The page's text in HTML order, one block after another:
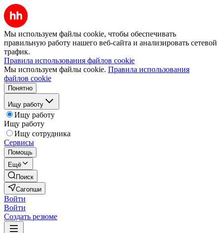
Мы используем файлы cookie, чтобы обеспечивать
правильную работу нашего веб-сайта и анализировать сетевой
трафик.
Правила использования файлов cookie
Мы используем файлы cookie. Правила использования
файлов cookie
Понятно
Ищу работу
Ищу работу
Ищу работу
Ищу сотрудника
Сервисы
Помощь
Ещё
Поиск
Сагопши
Войти
Войти
Создать резюме